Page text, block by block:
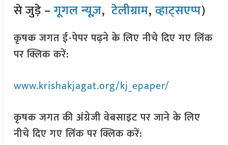
से जुड़े –गूगल न्यूज़,टेलीग्राम,व्हाट्सएप्प)
कृषक जगत ई-पेपर पढ़ने के लिए नीचे दिए गए लिंक
पर क्लिक करें:
www.krishakjagat.org/kj_epaper/
कृषक जगत की अंग्रेजी वेबसाइट पर जाने के लिए
नीचे दिए गए लिंक पर क्लिक करें: